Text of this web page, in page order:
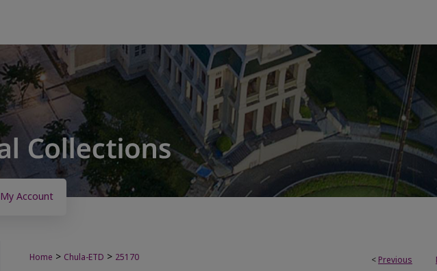
My Account
< Previous
Home > Chula-ETD > 25170